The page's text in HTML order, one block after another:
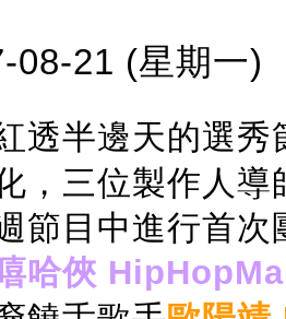
08-21 (星期一)
透半邊天的選秀
，三位製作人
節目中進行首
嘻哈俠